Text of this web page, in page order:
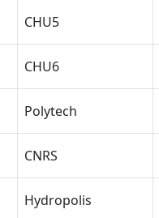
CHU5
CHU6
Polytech
CNRS
Hydropolis